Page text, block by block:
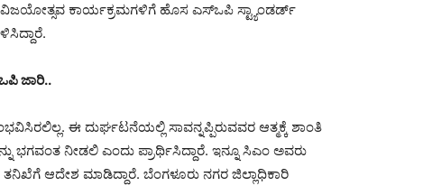
ವಿಜಯೋತ್ಸವ ಕಾರ್ಯಕ್ರಮಗಳಿಗೆ ಹೊಸ ಎಸ್‌ಒಪಿ ಸ್ಟ್ಯಾಂಡರ್ಡ್
ಜಾರಿ..
ಈ ದುರ್ಘಟನೆಯಲ್ಲಿ ಸಾವನ್ನಪ್ಪಿರುವವರ ಆತ್ಮಕ್ಕೆ ಶಾಂತಿ
ಭಗವಂತ ನೀಡಲಿ ಎಂದು ಪ್ರಾರ್ಥಿಸಿದ್ದಾರೆ. ಇನ್ನೂ ಸಿಎಂ ಅ‌ವರು
ಆದೇಶ ಮಾಡಿದ್ದಾರೆ. ಬೆಂಗಳೂರು ನಗರ ಜಿಲ್ಲಾಧಿಕಾರಿ